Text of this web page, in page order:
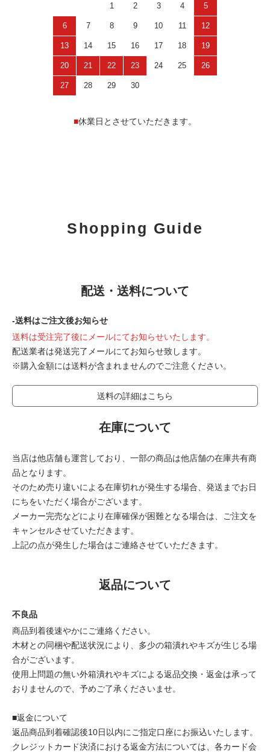
1 2 3 4 5
6 7 8 9 10 11 12
13 14 15 16 17 18 19
20 21 22 23 24 25 26
27 28 29 30
■休業日とさせていただきます。
Shopping Guide
配送・送料について
-送料はご注文後お知らせ
送料は受注完了後にメールにてお知らせいたします。
配送業者は発送完了メールにてお知らせ致します。
※購入金額には送料が含まれませんのでご注意ください。
送料の詳細はこちら
在庫について
当店は他店舗も運営しており、一部の商品は他店舗の在庫共有商
品となります。
そのため売り違いによる在庫切れが発生する場合、発送までお日
にちをいただく場合がございます。
メーカー完売などにより在庫確保が困難となる場合は、ご注文を
キャンセルさせていただきます。
上記の点が発生した場合はご連絡させていただきます。
返品について
不良品
商品到着後速やかにご連絡ください。
木材との同梱や配送状況により、多少の箱潰れやキズが生じる場
合がございます。
使用上問題の無い外箱潰れやキズによる返品交換・返金は承って
おりませんので、予めご了承くださいませ。
■返金について
返品商品到着確認後10日以内にご指定口座にお振込いたします。
クレジットカード決済における返金方法については、各カード会